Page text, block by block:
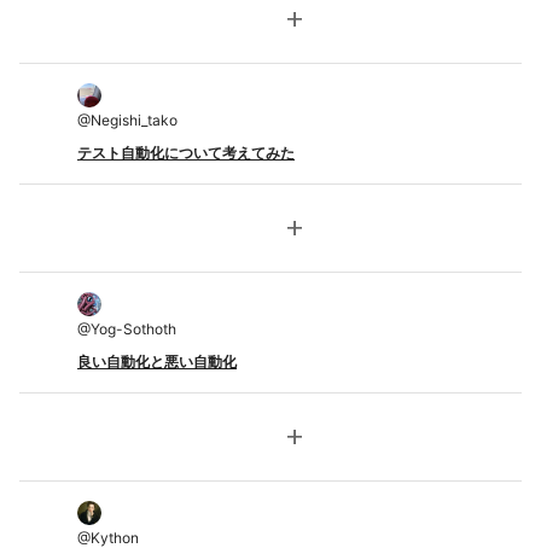
add
@Negishi_tako
テスト自動化について考えてみた
add
@Yog-Sothoth
良い自動化と悪い自動化
add
@Kython